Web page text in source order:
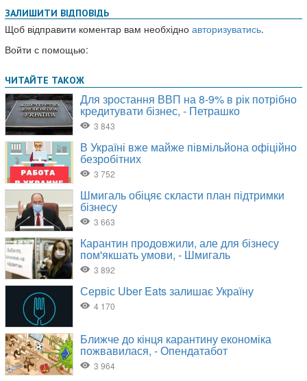
ЗАЛИШИТИ ВІДПОВІДЬ
Щоб відправити коментар вам необхідно авторизуватись.
Войти с помощью: